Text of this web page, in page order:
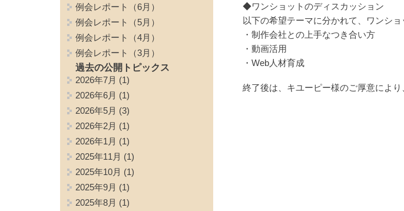
◆ワンショットのディスカッション
以下の希望テーマに分かれて、ワンシ
・制作会社との上手なつき合い方
・動画活用
・Web人材育成
終了後は、キユーピー様のご厚意によ
例会レポート（6月）
例会レポート（5月）
例会レポート（4月）
例会レポート（3月）
過去の公開トピックス
2026年7月 (1)
2026年6月 (1)
2026年5月 (3)
2026年2月 (1)
2026年1月 (1)
2025年11月 (1)
2025年10月 (1)
2025年9月 (1)
2025年8月 (1)